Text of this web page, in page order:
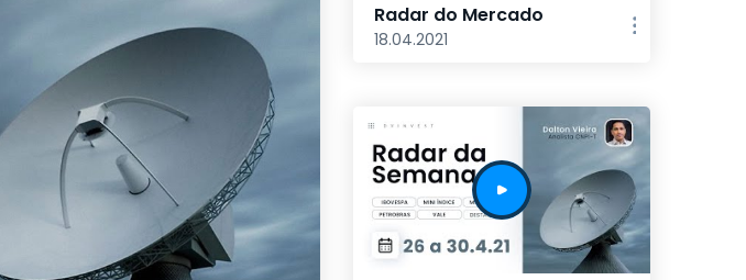
Radar do Mercado
18.04.2021